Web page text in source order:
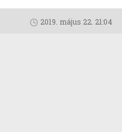
2019. május 22. 21:04